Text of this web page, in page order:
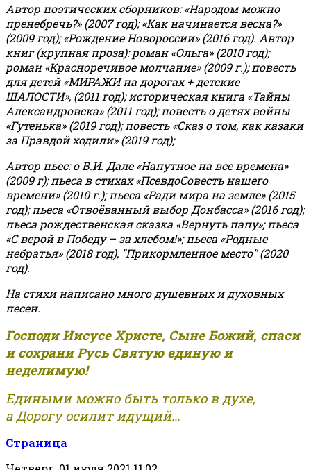
Автор поэтических сборников: «Народом можно
пренебречь?» (2007 год); «Как начинается весна?»
(2009 год); «Рождение Новороссии» (2016 год). Автор
книг (крупная проза): роман «Ольга» (2010 год);
роман «Красноречивое молчание» (2009 г.); повесть
для детей «МИРАЖИ на дорогах + детские
ШАЛОСТИ», (2011 год); историческая книга «Тайны
Александровска» (2011 год); повесть о детях войны
«Гутенька» (2019 год); повесть «Сказ о том, как казаки
за Правдой ходили» (2019 год);
Автор пьес: о В.И. Дале «Напутное на все времена»
(2009 г); пьеса в стихах «ПсевдоСовесть нашего
времени» (2010 г.); пьеса «Ради мира на земле» (2015
год); пьеса «Отвоёванный выбор Донбасса» (2016 год);
пьеса рождественская сказка «Вернуть папу»; пьеса
«С верой в Победу – за хлебом!»;пьеса «Родные
небратья» (2018 год), "Прикормленное место" (2020
год).
На стихи написано много душевных и духовных
песен.
Господи Иисусе Христе, Сыне Божий, спаси
и сохрани Русь Святую единую и
неделимую!
Едиными можно быть только в духе,
а Дорогу осилит идущий...
Страница